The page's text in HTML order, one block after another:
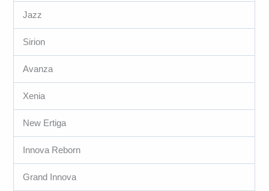
Jazz
Sirion
Avanza
Xenia
New Ertiga
Innova Reborn
Grand Innova